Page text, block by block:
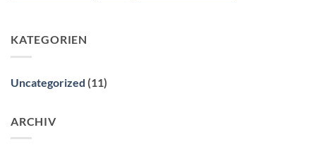
KATEGORIEN
Uncategorized (11)
ARCHIV